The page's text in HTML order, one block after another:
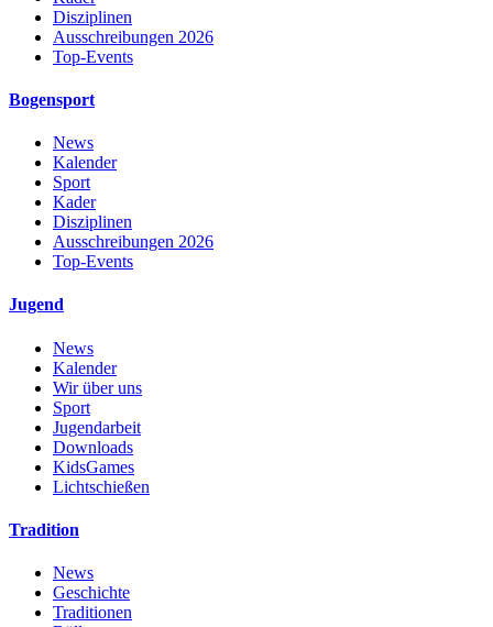
Disziplinen
Ausschreibungen 2026
Top-Events
Bogensport
News
Kalender
Sport
Kader
Disziplinen
Ausschreibungen 2026
Top-Events
Jugend
News
Kalender
Wir über uns
Sport
Jugendarbeit
Downloads
KidsGames
Lichtschießen
Tradition
News
Geschichte
Traditionen